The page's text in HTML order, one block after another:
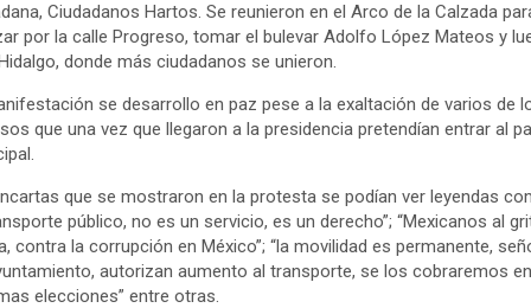
Ciudadanos Hartos. Se reunieron en el Arco de la Calzada
por la calle Progreso, tomar el bulevar Adolfo López Mateos y
donde más ciudadanos se unieron.
se desarrollo en paz pese a la exaltación de varios de
que una vez que llegaron a la presidencia pretendían entrar al
que se mostraron en la protesta se podían ver leyendas
público, no es un servicio, es un derecho”; “Mexicanos al
contra la corrupción en México”; “la movilidad es permanente,
autorizan aumento al transporte, se los cobraremos
elecciones” entre otras.